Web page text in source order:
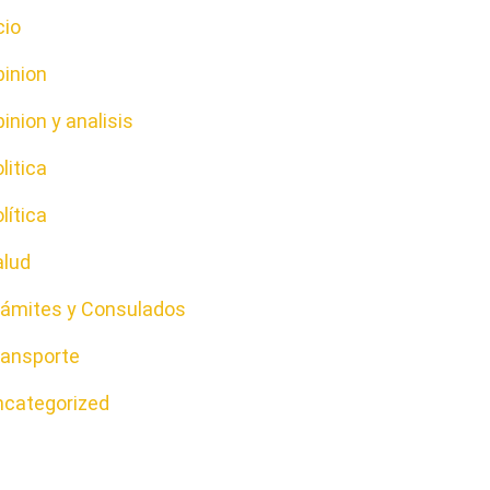
y analisis
y Consulados